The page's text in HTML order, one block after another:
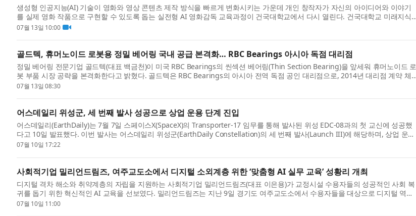
생성형 인공지능(AI) 기술이 영화와 영상 콘텐츠 제작 방식을 빠르게 변화시키는 가운데 개인 창작자가 자신의 아이디어와 이야기
를 실제 영화 작품으로 구현할 수 있도록 돕는 실전형 AI 영화감독 교육과정이 건국대학교에서 다시 열린다. 건국대학교 미래지식
교육...
07월 13일 10:00
골드텍, 휴머노이드 로봇용 정밀 베어링 국내 공급 본격화… RBC Bearings 아시아 독점 대리점
정밀 베어링 전문기업 골드텍(대표 백금천)이 미국 RBC Bearings의 씬섹션 베어링(Thin Section Bearing)을 앞세워 휴머노이드 로
봇 부품 시장 공략을 본격화한다고 밝혔다. 골드텍은 RBC Bearings의 아시아 전역 독점 공인 대리점으로, 2014년 대리점 계약 체
결 이...
07월 13일 08:30
어스데일리 위성군, 세 번째 발사 성공으로 상업 운용 단계 진입
어스데일리(EarthDaily)는 7월 7일 스페이스X(SpaceX)의 Transporter-17 임무를 통해 발사된 위성 EDC-08과의 첫 교신에 성공했
다고 10일 발표했다. 이번 발사는 어스데일리 위성군(EarthDaily Constellation)의 세 번째 발사(Launch III)에 해당하며, 상업 운용
에 ...
07월 10일 17:22
사회적기업 밀리언드림즈, 여주교도소에서 디지털 소외계층 위한 ‘맞춤형 AI 실무 교육’ 성황리 개최
디지털 격차 해소와 취약계층의 자립을 지원하는 사회적기업 밀리언드림즈(대표 이은용)가 교정시설 수용자들의 성공적인 사회 복
귀를 돕기 위한 혁신적인 AI 교육을 선보였다. 밀리언드림즈는 지난 9일 경기도 여주교도소에서 수용자들을 대상으로 디지털 역량
강화...
07월 10일 11:00